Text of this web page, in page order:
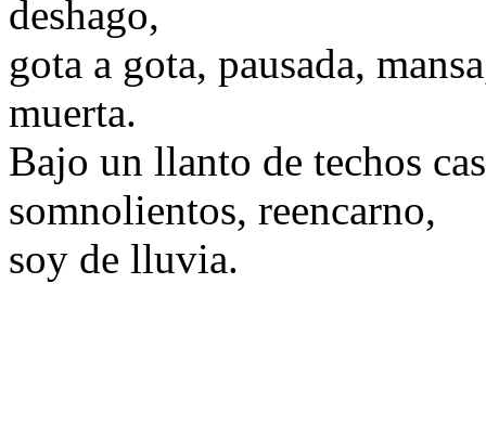
deshago,
gota a gota, pausada,
muerta.
Bajo un llanto de techos
somnolientos, reencarno,
soy de lluvia.